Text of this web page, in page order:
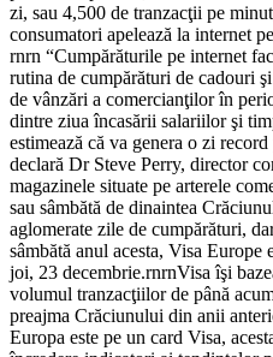
zi, sau 4,500 de tranzacţii pe
consumatori apelează la internet
rnrn “Cumpărăturile pe internet
rutina de cumpărături de cadouri
de vânzări a comercianţilor în
dintre ziua încasării salariilor şi
estimează că va genera o zi
declară Dr Steve Perry, director
magazinele situate pe arterele
sau sâmbătă de dinaintea
aglomerate zile de cumpărături,
sâmbătă anul acesta, Visa
joi, 23 decembrie.rnrnVisa îşi
volumul tranzacţiilor de până
preajma Crăciunului din anii
Europa este pe un card Visa,